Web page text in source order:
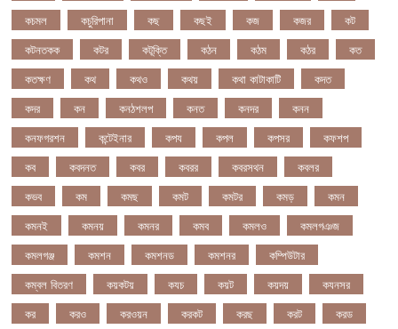
কচমল
কচুরিপানা কছ কছই কজ কজর
কট
কটনতকক
কটর কটূক্তি কঠন কঠম কঠর
কত
কতক্ষণ
কথ কথও কথয় কথা কাটাকাটি
কদত
কদর
কন কনঠশলপ কনত কনদর
কনন
কনফগরশন
কন্টেইনার কপয কপল কপসর
কফশপ
কব
কবদনত কবর কবরর কবরসথন
কবলর
কভব
কম কমছ কমট কমটর কমড়
কমন
কমনই
কমনয় কমনর কমব কমলও
কমলগঞজ
কমলগঞ্জ
কমশন কমশনড কমশনর
কম্পিউটার
কম্বল বিতরণ
কয়কটয় কযচ কয়ট কয়দয়
কযনসর
কর
করও করওয়ন করকট করছ করট করড